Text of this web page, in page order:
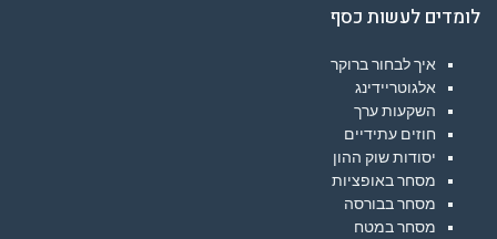
לומדים לעשות כסף
איך לבחור ברוקר
אלגוטריידינג
השקעות ערך
חוזים עתידיים
יסודות שוק ההון
מסחר באופציות
מסחר בבורסה
מסחר במטח